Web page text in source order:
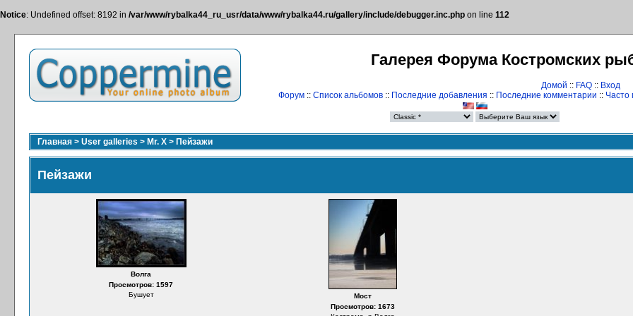
Notice: Undefined offset: 8192 in /var/www/rybalka44_ru_usr/data/www/rybalka44.ru/gallery/include/debugger.inc.php on line 112
Галерея Форума Костромских
Домой :: FAQ :: Вход
Форум:: Список альбомов:: Последние добавления :: Последние комментарии :: Часто
Главная > User galleries > Mr. X > Пейзажи
Пейзажи
Волга
Просмотров: 1597
Бушует
Мост
Просмотров: 1673